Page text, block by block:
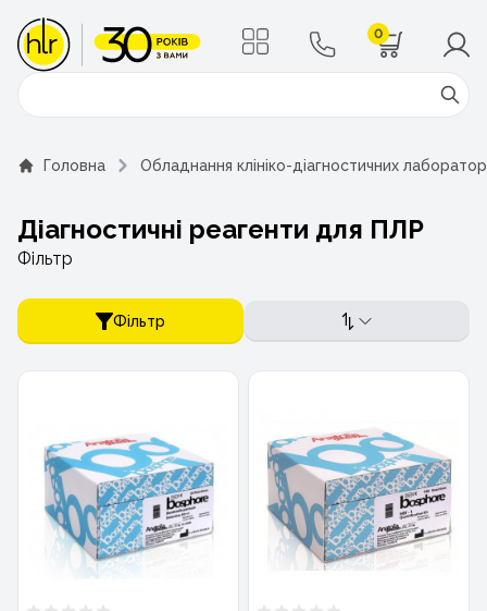
0
Поиск
Головна Обладнання клініко-діагностичних
Діагностичні реагенти для ПЛР
Фільтр
Фільтр